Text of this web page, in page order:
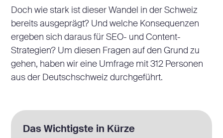
Doch wie stark ist dieser Wandel in der Schweiz
bereits ausgeprägt? Und welche Konsequenzen
ergeben sich daraus für SEO- und Content-
Strategien? Um diesen Fragen auf den Grund zu
gehen, haben wir eine Umfrage mit 312 Personen
aus der Deutschschweiz durchgeführt.
Das Wichtigste in Kürze